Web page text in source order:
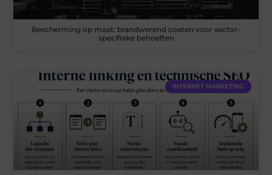
Bescherming op maat: brandwerend coaten voor sector-
specifieke behoeften
INTERNET MARKETING